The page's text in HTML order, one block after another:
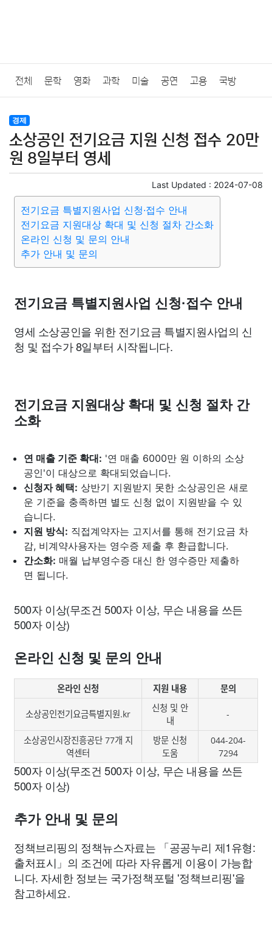
전체 문학 영화 과학 미술 공연 고용 국방
법률
질병 가요 방송 일상 주식 암호화폐 블록체인
미용 증권 인테리어
요리 상품리뷰 원예 금융 게임 스포츠
대출 자동차 취미 여행
경제
소상공인 전기요금 지원 신청 접수 20만
원 8일부터 영세
Last Updated : 2024-07-08
전기요금 특별지원사업 신청·접수 안내
전기요금 지원대상 확대 및 신청 절차 간소화
온라인 신청 및 문의 안내
추가 안내 및 문의
전기요금 특별지원사업 신청·접수 안내
영세 소상공인을 위한 전기요금 특별지원사업의 신
청 및 접수가 8일부터 시작됩니다.
전기요금 지원대상 확대 및 신청 절차 간
소화
연 매출 기준 확대: '연 매출 6000만 원 이하의 소상
공인'이 대상으로 확대되었습니다.
신청자 혜택: 상반기 지원받지 못한 소상공인은 새로
운 기준을 충족하면 별도 신청 없이 지원받을 수 있
습니다.
지원 방식: 직접계약자는 고지서를 통해 전기요금 차
감, 비계약사용자는 영수증 제출 후 환급합니다.
간소화: 매월 납부영수증 대신 한 영수증만 제출하
면 됩니다.
500자 이상(무조건 500자 이상, 무슨 내용을 쓰든
500자 이상)
온라인 신청 및 문의 안내
온라인 신청 지원 내용 문의
소상공인전기요금특별지원.kr
신청 및 안
내
-
소상공인시장진흥공단 77개 지
역센터
방문 신청
도움
044-204-
7294
500자 이상(무조건 500자 이상, 무슨 내용을 쓰든
500자 이상)
추가 안내 및 문의
정책브리핑의 정책뉴스자료는 「공공누리 제1유형:
출처표시」의 조건에 따라 자유롭게 이용이 가능합
니다. 자세한 정보는 국가정책포털 '정책브리핑'을
참고하세요.